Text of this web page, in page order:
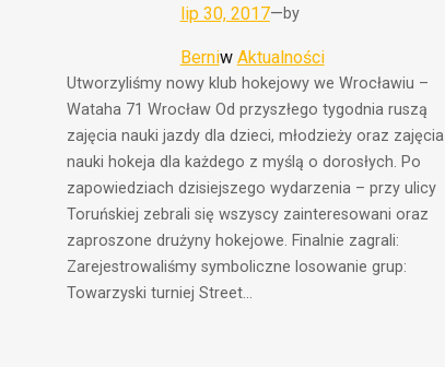
lip 30, 2017—by
Berniw Aktualności
Utworzyliśmy nowy klub hokejowy we Wrocławiu –
Wataha 71 Wrocław Od przyszłego tygodnia ruszą
zajęcia nauki jazdy dla dzieci, młodzieży oraz zajęcia
nauki hokeja dla każdego z myślą o dorosłych. Po
zapowiedziach dzisiejszego wydarzenia – przy ulicy
Toruńskiej zebrali się wszyscy zainteresowani oraz
zaproszone drużyny hokejowe. Finalnie zagrali:
Zarejestrowaliśmy symboliczne losowanie grup:
Towarzyski turniej Street…